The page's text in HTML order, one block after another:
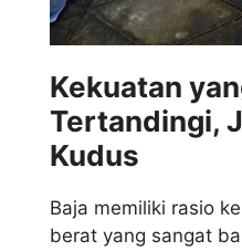
Kekuatan
Tertandingi,
Kudus
Baja memiliki rasio
berat yang sangat